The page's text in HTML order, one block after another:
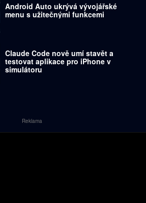
Android Auto ukrývá vývojářské
menu s užitečnými funkcemi
Claude Code nově umí stavět a
testovat aplikace pro iPhone v
simulátoru
Reklama